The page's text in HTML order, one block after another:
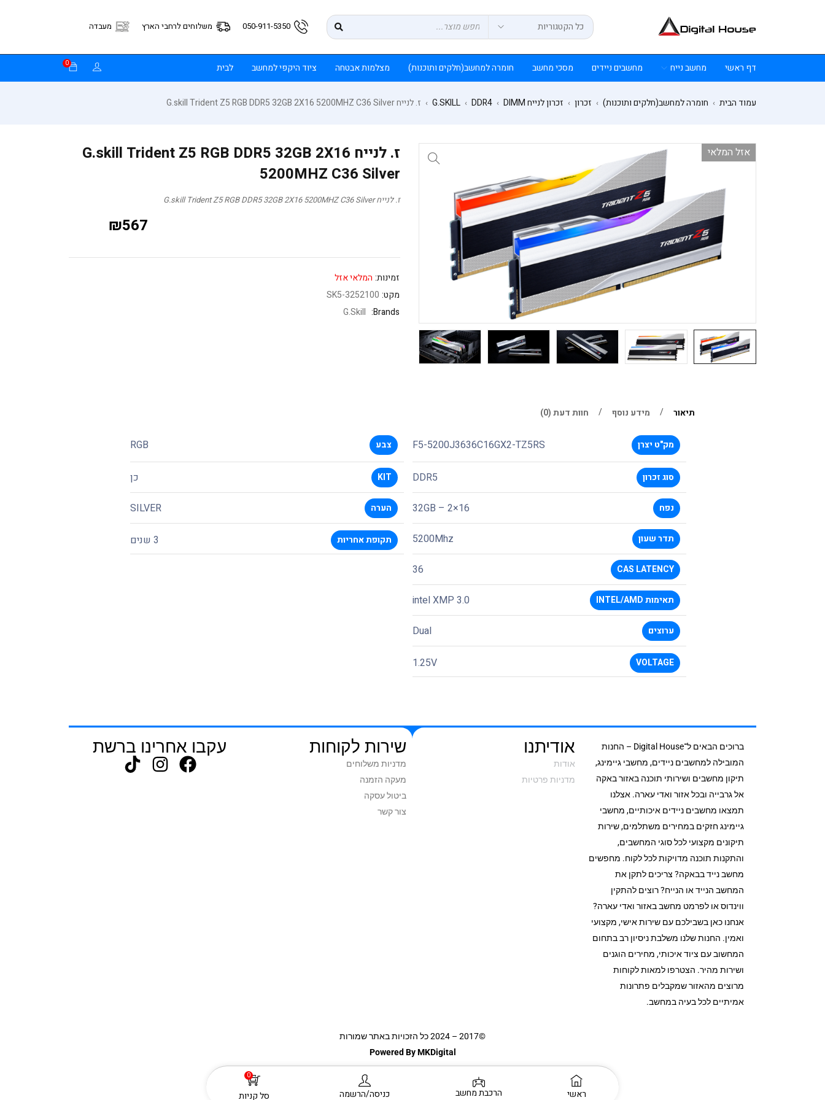
050-911-5350 משלוחים לרחבי הארץ מעבדה
דף ראשי מחשב נייח מחשבים ניידים מסכי מחשב חומרה למחשב(חלקים ותוכנות) מצלמות אבטחה ציוד היקפי למחשב לבית 0
עמוד הבית › חומרה למחשב(חלקים ותוכנות) › זכרון › זכרון לנייח DIMM ›
DDR4
›
G.SKILL
› ז. לנייח G.skill Trident Z5 RGB DDR5 32GB 2X16 5200MHZ C36 Silver
אזל המלאי
ז. לנייח G.skill Trident Z5 RGB DDR5 32GB 2X16
5200MHZ C36 Silver
ז. לנייח G.skill Trident Z5 RGB DDR5 32GB 2X16 5200MHZ C36 Silver
₪567
זמינות: המלאי אזל
מקט: SK5-3252100
Brands:
G.Skill
תיאור מידע נוסף חוות דעת (0)
מק"ט יצרן F5-5200J3636C16GX2-TZ5RS
סוג זכרון DDR5
נפח 32GB – 2×16
תדר שעון 5200Mhz
CAS LATENCY
36
תאימות INTEL/AMD intel XMP 3.0
ערוצים Dual
VOLTAGE
1.25V
צבע RGB
KIT כן
הערה SILVER
תקופת אחריות 3 שנים
ברוכים הבאים ל־Digital House – החנות
המובילה למחשבים ניידים, מחשבי גיימינג,
תיקון מחשבים ושירותי תוכנה באזור באקה
אל גרבייה ובכל אזור ואדי עארה. אצלנו
תמצאו מחשבים ניידים איכותיים, מחשבי
גיימינג חזקים במחירים משתלמים, שירות
תיקונים מקצועי לכל סוגי המחשבים,
והתקנות תוכנה מדויקות לכל לקוח. מחפשים
מחשב נייד בבאקה? צריכים לתקן את
המחשב הנייד או הנייח? רוצים להתקין
ווינדוס או לפרמט מחשב באזור ואדי עארה?
אנחנו כאן בשבילכם עם שירות אישי, מקצועי
ואמין. החנות שלנו משלבת ניסיון רב בתחום
המחשוב עם ציוד איכותי, מחירים הוגנים
ושירות מהיר. הצטרפו למאות לקוחות
מרוצים מהאזור שמקבלים פתרונות
אמיתיים לכל בעיה במחשב.
אודיתנו
אודות
מדניות פרטיות
שירות לקוחות
מדניות משלוחים
מעקה הזמנה
ביטול עסקה
צור קשר
עקבו אחרינו ברשת
©2017 – 2024 כל הזכויות באתר שמורות
Powered By MKDigital
ראשי הרכבת מחשב כניסה/הרשמה
0
סל קניות